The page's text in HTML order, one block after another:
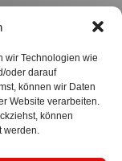
wir Technologien wie
oder darauf
können wir Daten
Website verarbeiten.
können
werden.